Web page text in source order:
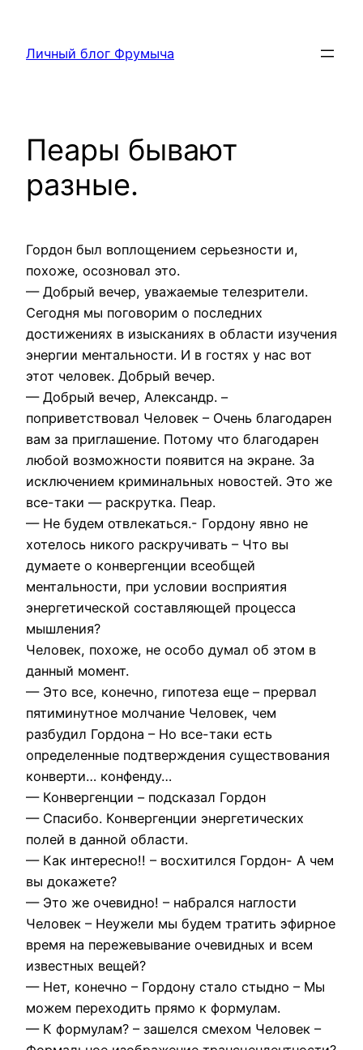
содержимому
Личный блог Фрумыча
Пеары бывают
разные.
Гордон был воплощением серьезности и,
похоже, осозновал это.
— Добрый вечер, уважаемые телезрители.
Сегодня мы поговорим о последних
достижениях в изысканиях в области изучения
энергии ментальности. И в гостях у нас вот
этот человек. Добрый вечер.
— Добрый вечер, Александр. –
поприветствовал Человек – Очень благодарен
вам за приглашение. Потому что благодарен
любой возможности появится на экране. За
исключением криминальных новостей. Это же
все-таки — раскрутка. Пеар.
— Не будем отвлекаться.- Гордону явно не
хотелось никого раскручивать – Что вы
думаете о конвергенции всеобщей
ментальности, при условии восприятия
энергетической составляющей процесса
мышления?
Человек, похоже, не особо думал об этом в
данный момент.
— Это все, конечно, гипотеза еще – прервал
пятиминутное молчание Человек, чем
разбудил Гордона – Но все-таки есть
определенные подтверждения существования
конверти… конфенду…
— Конвергенции – подсказал Гордон
— Спасибо. Конвергенции энергетических
полей в данной области.
— Как интересно!! – восхитился Гордон- А чем
вы докажете?
— Это же очевидно! – набрался наглости
Человек – Неужели мы будем тратить эфирное
время на пережевывание очевидных и всем
известных вещей?
— Нет, конечно – Гордону стало стыдно – Мы
можем переходить прямо к формулам.
— К формулам? – зашелся смехом Человек –